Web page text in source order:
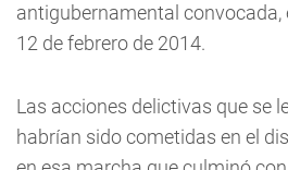
antigubernamental convocada,
12 de febrero de 2014.
Las acciones delictivas que se
habrían sido cometidas en el